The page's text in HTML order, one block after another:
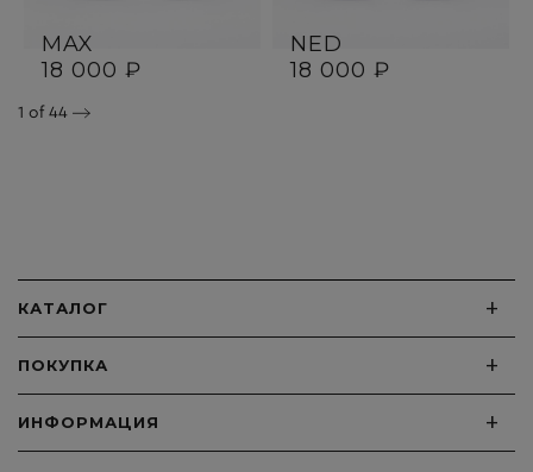
MAX
18 000 ₽
NED
18 000 ₽
1 of 44
КАТАЛОГ +
ПОКУПКА +
ИНФОРМАЦИЯ +